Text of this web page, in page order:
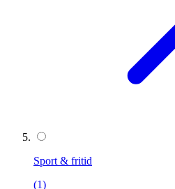
Sport & fritid
(1)